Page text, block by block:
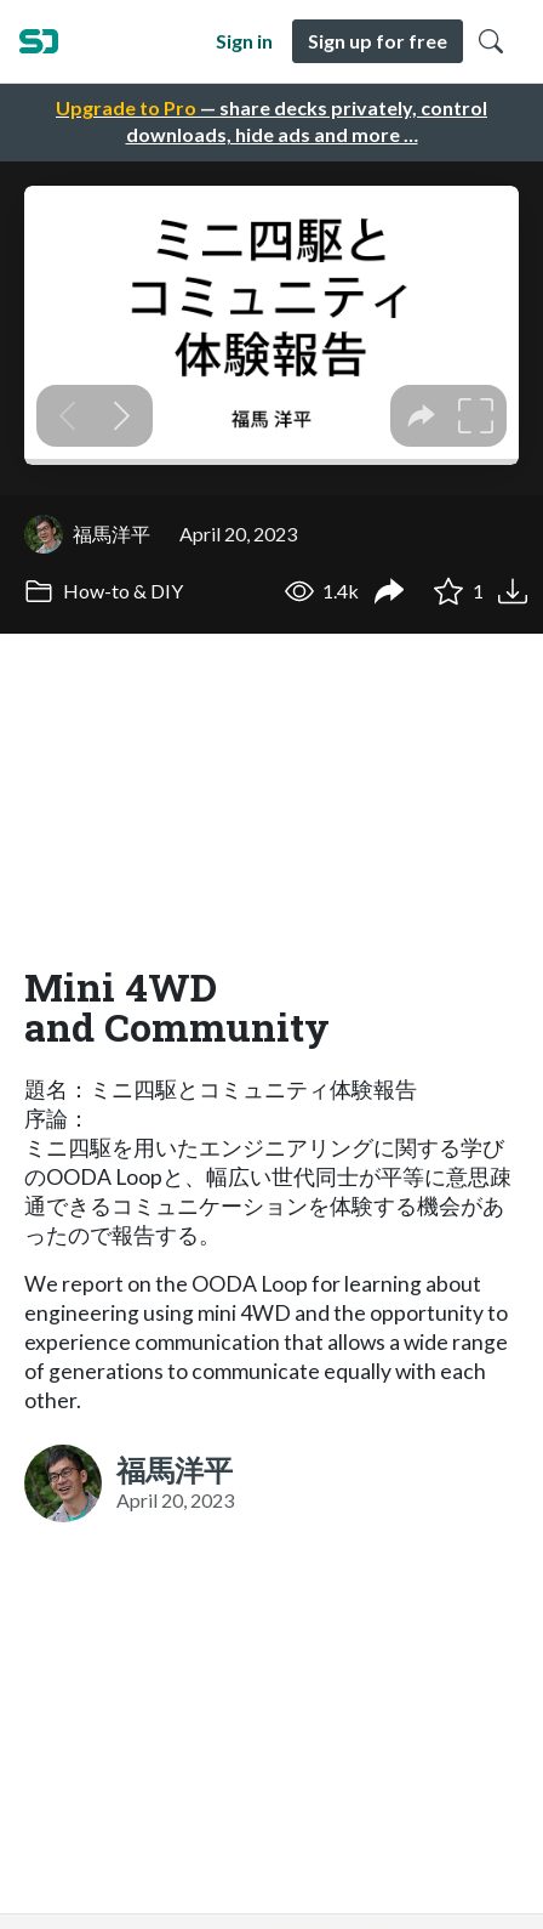
Upgrade to Pro — share decks privately, control
downloads, hide ads and more …
Sign in Sign up for free
福馬洋平 April 20, 2023
How-to & DIY 1.4k 1
Mini 4WD
and Community
題名：ミニ四駆とコミュニティ体験報告
序論：
ミニ四駆を用いたエンジニアリングに関する学び
のOODA Loopと、幅広い世代同士が平等に意思疎
通できるコミュニケーションを体験する機会があ
ったので報告する。
We report on the OODA Loop for learning about
engineering using mini 4WD and the opportunity to
experience communication that allows a wide range
of generations to communicate equally with each
other.
福馬洋平
April 20, 2023